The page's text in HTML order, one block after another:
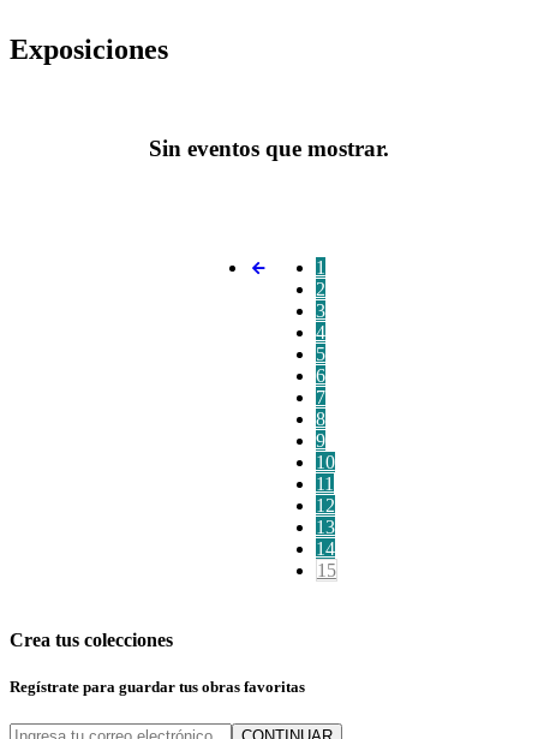
Exposiciones
Sin eventos que mostrar.
1
2
3
4
5
6
7
8
9
10
11
12
13
14
15
Crea tus colecciones
Regístrate para guardar tus obras favoritas